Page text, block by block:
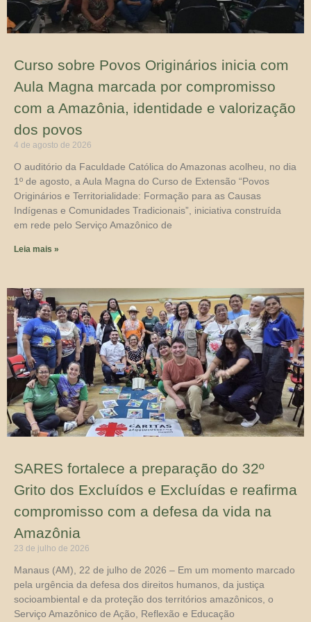
Curso sobre Povos Originários inicia com
Aula Magna marcada por compromisso
com a Amazônia, identidade e valorização
dos povos
4 de agosto de 2026
O auditório da Faculdade Católica do Amazonas acolheu, no dia
1º de agosto, a Aula Magna do Curso de Extensão “Povos
Originários e Territorialidade: Formação para as Causas
Indígenas e Comunidades Tradicionais”, iniciativa construída
em rede pelo Serviço Amazônico de
Leia mais »
SARES fortalece a preparação do 32º
Grito dos Excluídos e Excluídas e reafirma
compromisso com a defesa da vida na
Amazônia
23 de julho de 2026
Manaus (AM), 22 de julho de 2026 – Em um momento marcado
pela urgência da defesa dos direitos humanos, da justiça
socioambiental e da proteção dos territórios amazônicos, o
Serviço Amazônico de Ação, Reflexão e Educação